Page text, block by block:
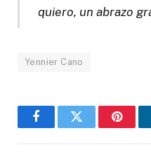
quiero, un abrazo
Yennier Cano
FacebookTwitter